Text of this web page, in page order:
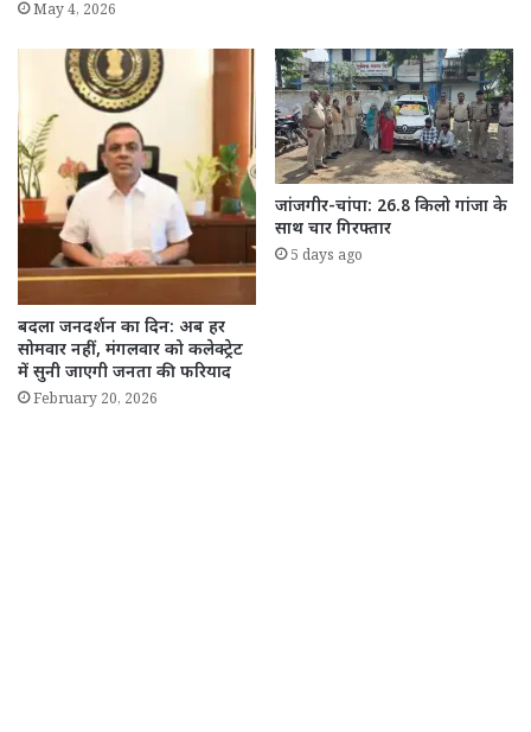
May 4, 2026
बदला जनदर्शन का दिन: अब हर
सोमवार नहीं, मंगलवार को कलेक्ट्रेट
में सुनी जाएगी जनता की फरियाद
February 20, 2026
जांजगीर-चांपा: 26.8 किलो गांजा के
साथ चार गिरफ्तार
5 days ago